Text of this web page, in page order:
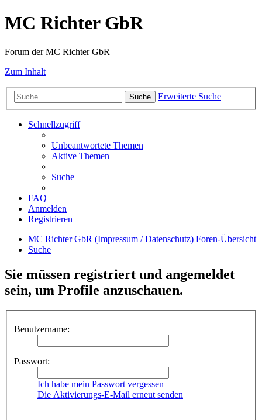
MC Richter GbR
Forum der MC Richter GbR
Zum Inhalt
Suche Erweiterte Suche
Schnellzugriff
Unbeantwortete Themen
Aktive Themen
Suche
FAQ
Anmelden
Registrieren
MC Richter GbR (Impressum / Datenschutz) Foren-Übersicht
Suche
Sie müssen registriert und angemeldet
sein, um Profile anzuschauen.
Benutzername:
Passwort:
Ich habe mein Passwort vergessen
Die Aktivierungs-E-Mail erneut senden